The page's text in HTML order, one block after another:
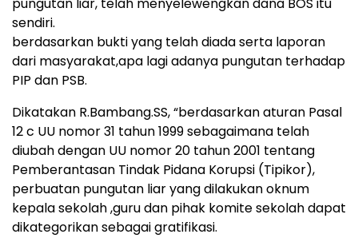
pungutan liar, telah menyelewengkan dana BOS itu
sendiri.
berdasarkan bukti yang telah diada serta laporan
dari masyarakat,apa lagi adanya pungutan terhadap
PIP dan PSB.
Dikatakan R.Bambang.SS, “berdasarkan aturan Pasal
12 c UU nomor 31 tahun 1999 sebagaimana telah
diubah dengan UU nomor 20 tahun 2001 tentang
Pemberantasan Tindak Pidana Korupsi (Tipikor),
perbuatan pungutan liar yang dilakukan oknum
kepala sekolah ,guru dan pihak komite sekolah dapat
dikategorikan sebagai gratifikasi.